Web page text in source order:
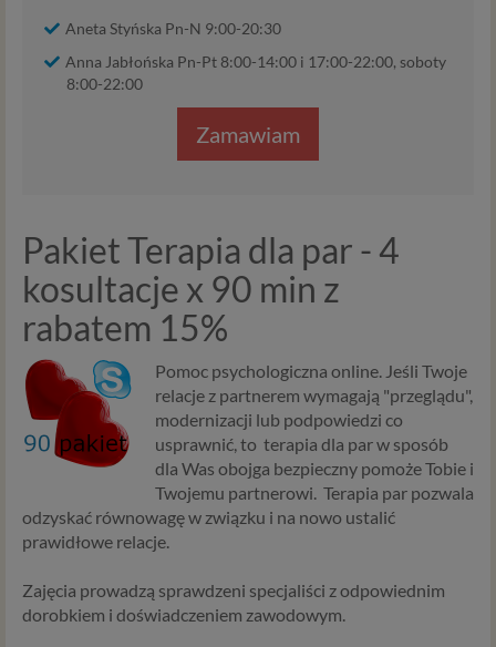
Aneta Styńska Pn-N 9:00-20:30
Anna Jabłońska Pn-Pt 8:00-14:00 i 17:00-22:00, soboty
8:00-22:00
Zamawiam
Pakiet Terapia dla par - 4
kosultacje x 90 min z
rabatem 15%
Pomoc psychologiczna online. Jeśli Twoje
relacje z partnerem wymagają "przeglądu",
modernizacji lub podpowiedzi co
usprawnić, to terapia dla par w sposób
dla Was obojga bezpieczny pomoże Tobie i
Twojemu partnerowi. Terapia par pozwala
odzyskać równowagę w związku i na nowo ustalić
prawidłowe relacje.
Zajęcia prowadzą sprawdzeni specjaliści z odpowiednim
dorobkiem i doświadczeniem zawodowym.